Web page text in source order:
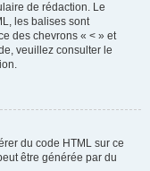
de rédaction. Le
les balises sont
des chevrons « < » et
veuillez consulter le
du code HTML sur ce
être générée par du